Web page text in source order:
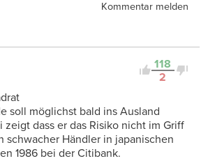
Kommentar melden
118
2
soll möglichst bald ins Ausland
dass er das Risiko nicht im Griff
schwacher Händler in japanischen
1986 bei der Citibank.